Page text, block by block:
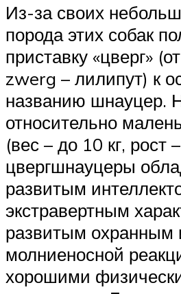
Из-за своих
порода этих собак
приставку «цверг»
zwerg – лилипут) к
названию шнауцер.
относительно
(вес – до 10 кг, рост
цвергшнауцеры
развитым
экстравертным
развитым охранным
молниеносной
хорошими